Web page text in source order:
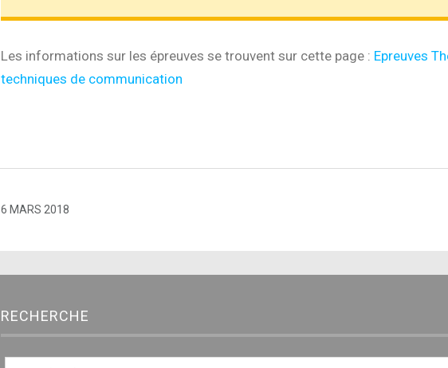
Les informations sur les épreuves se trouvent sur cette page : Epreuves
techniques de communication
6 MARS 2018
RECHERCHE